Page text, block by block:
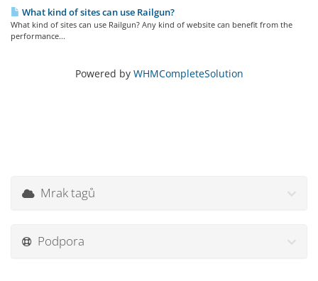
What kind of sites can use Railgun?
What kind of sites can use Railgun? Any kind of website can benefit from the
performance...
Powered by WHMCompleteSolution
Mrak tagů
Podpora